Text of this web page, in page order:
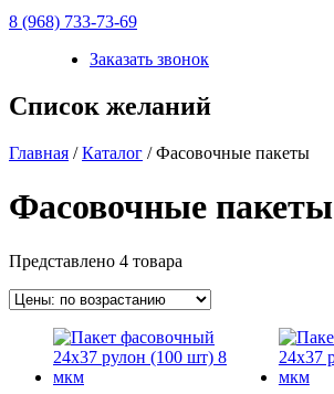
8 (968) 733-73-69
Заказать звонок
Список желаний
Главная /Каталог / Фасовочные пакеты
Фасовочные пакеты
Представлено 4 товара